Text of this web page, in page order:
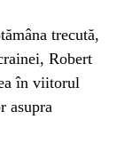
trecută,
Robert
în viitorul
asupra